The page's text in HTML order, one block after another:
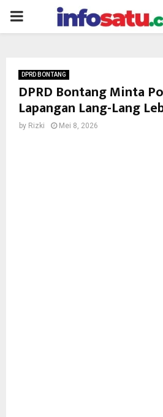
PRIMARY
DPRD BONTANG
DPRD Bontang Minta
Lapangan Lang-Lang
by Rizki Mei 8, 2026